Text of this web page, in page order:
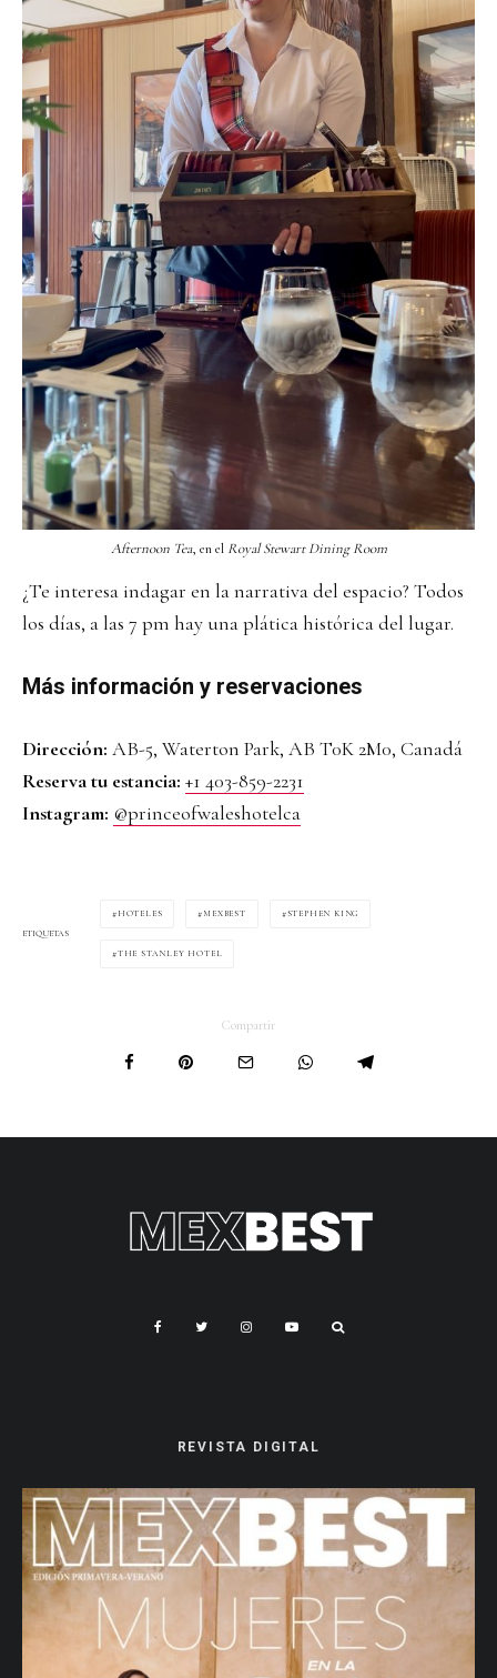
Afternoon Tea, en el Royal Stewart Dining Room
¿Te interesa indagar en la narrativa del espacio? Todos
los días, a las 7 pm hay una plática histórica del lugar.
Más información y reservaciones
Dirección: AB-5, Waterton Park, AB T0K 2M0, Canadá
Reserva tu estancia: +1 403-859-2231
Instagram: @princeofwaleshotelca
ETIQUETAS
HOTELES MEXBEST STEPHEN KING
THE STANLEY HOTEL
Compartir
REVISTA DIGITAL